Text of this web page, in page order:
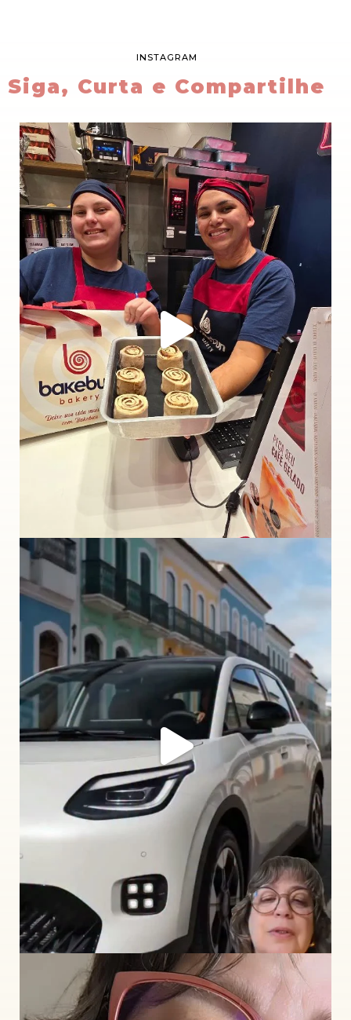
INSTAGRAM
Siga, Curta e Compartilhe